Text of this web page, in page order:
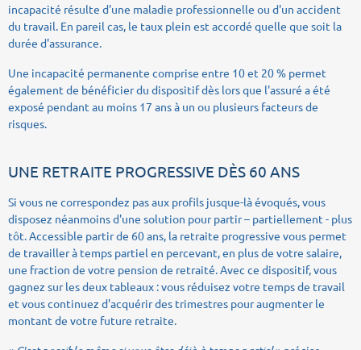
incapacité résulte d'une maladie professionnelle ou d'un accident
du travail. En pareil cas, le taux plein est accordé quelle que soit la
durée d'assurance.
Une incapacité permanente comprise entre 10 et 20 % permet
également de bénéficier du dispositif dès lors que l'assuré a été
exposé pendant au moins 17 ans à un ou plusieurs facteurs de
risques.
UNE RETRAITE PROGRESSIVE DÈS 60 ANS
Si vous ne correspondez pas aux profils jusque-là évoqués, vous
disposez néanmoins d'une solution pour partir – partiellement - plus
tôt. Accessible partir de 60 ans, la retraite progressive vous permet
de travailler à temps partiel en percevant, en plus de votre salaire,
une fraction de votre pension de retraité. Avec ce dispositif, vous
gagnez sur les deux tableaux : vous réduisez votre temps de travail
et vous continuez d'acquérir des trimestres pour augmenter le
montant de votre future retraite.